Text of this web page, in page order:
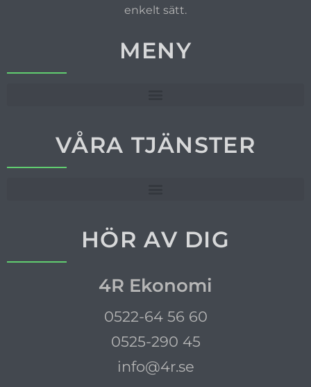
enkelt sätt.
MENY
VÅRA TJÄNSTER
HÖR AV DIG
4R Ekonomi
0522-64 56 60
0525-290 45
info@4r.se